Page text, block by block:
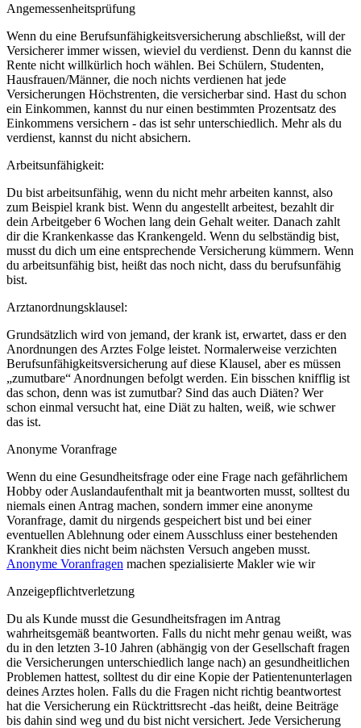
Angemessenheitsprüfung
Wenn du eine Berufsunfähigkeitsversicherung abschließst, will der
Versicherer immer wissen, wieviel du verdienst. Denn du kannst die
Rente nicht willkürlich hoch wählen. Bei Schülern, Studenten,
Hausfrauen/Männer, die noch nichts verdienen hat jede
Versicherungen Höchstrenten, die versicherbar sind. Hast du schon
ein Einkommen, kannst du nur einen bestimmten Prozentsatz des
Einkommens versichern - das ist sehr unterschiedlich. Mehr als du
verdienst, kannst du nicht absichern.
Arbeitsunfähigkeit:
Du bist arbeitsunfähig, wenn du nicht mehr arbeiten kannst, also
zum Beispiel krank bist. Wenn du angestellt arbeitest, bezahlt dir
dein Arbeitgeber 6 Wochen lang dein Gehalt weiter. Danach zahlt
dir die Krankenkasse das Krankengeld. Wenn du selbständig bist,
musst du dich um eine entsprechende Versicherung kümmern. Wenn
du arbeitsunfähig bist, heißt das noch nicht, dass du berufsunfähig
bist.
Arztanordnungsklausel:
Grundsätzlich wird von jemand, der krank ist, erwartet, dass er den
Anordnungen des Arztes Folge leistet. Normalerweise verzichten
Berufsunfähigkeitsversicherung auf diese Klausel, aber es müssen
„zumutbare“ Anordnungen befolgt werden. Ein bisschen knifflig ist
das schon, denn was ist zumutbar? Sind das auch Diäten? Wer
schon einmal versucht hat, eine Diät zu halten, weiß, wie schwer
das ist.
Anonyme Voranfrage
Wenn du eine Gesundheitsfrage oder eine Frage nach gefährlichem
Hobby oder Auslandaufenthalt mit ja beantworten musst, solltest du
niemals einen Antrag machen, sondern immer eine anonyme
Voranfrage, damit du nirgends gespeichert bist und bei einer
eventuellen Ablehnung oder einem Ausschluss einer bestehenden
Krankheit dies nicht beim nächsten Versuch angeben musst.
Anonyme Voranfragen machen spezialisierte Makler wie wir
Anzeigepflichtverletzung
Du als Kunde musst die Gesundheitsfragen im Antrag
wahrheitsgemäß beantworten. Falls du nicht mehr genau weißt, was
du in den letzten 3-10 Jahren (abhängig von der Gesellschaft fragen
die Versicherungen unterschiedlich lange nach) an gesundheitlichen
Problemen hattest, solltest du dir eine Kopie der Patientenunterlagen
deines Arztes holen. Falls du die Fragen nicht richtig beantwortest
hat die Versicherung ein Rücktrittsrecht -das heißt, deine Beiträge
bis dahin sind weg und du bist nicht versichert. Jede Versicherung